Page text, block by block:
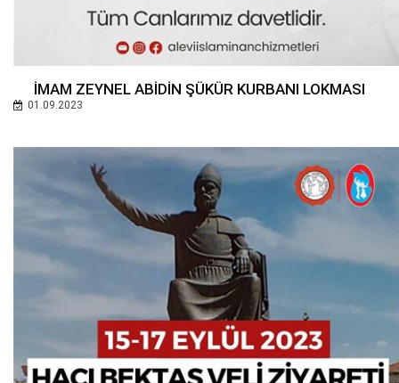
İMAM ZEYNEL ABİDİN ŞÜKÜR KURBANI LOKMASI
01.09.2023